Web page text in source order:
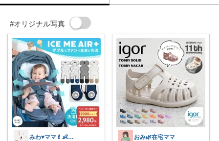
#オリジナル写真
みわ♥️ママ💄👶夏かわいい おみ🌿在宅ママ